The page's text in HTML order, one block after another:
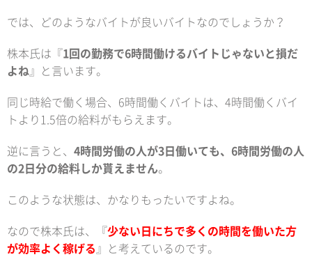
では、どのようなバイトが良いバイトなのでしょうか？
株本氏は『1回の勤務で6時間働けるバイトじゃないと損だ
よね 』と言います。
同じ時給で働く場合、6時間働くバイトは、4時間働くバイ
トより1.5倍の給料がもらえます。
逆に言うと、 4時間労働の人が3日働いても、6時間労働の人
の2日分の給料しか貰えません。
このような状態は、かなりもったいですよね。
なので株本氏は、『少ない日にちで多くの時間を働いた方
が効率よく稼げる 』と考えているのです。